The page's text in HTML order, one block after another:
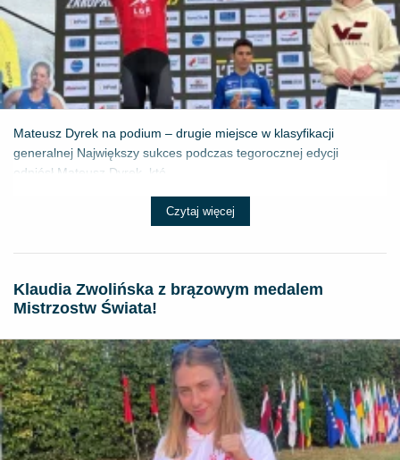
Mateusz Dyrek na podium – drugie miejsce w klasyfikacji
generalnej Największy sukces podczas tegorocznej edycji
odniósł Mateusz Dyrek, któ...
Czytaj więcej
Klaudia Zwolińska z brązowym medalem
Mistrzostw Świata!